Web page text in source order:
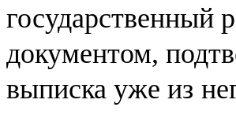
государственный
документом,
выписка уже из